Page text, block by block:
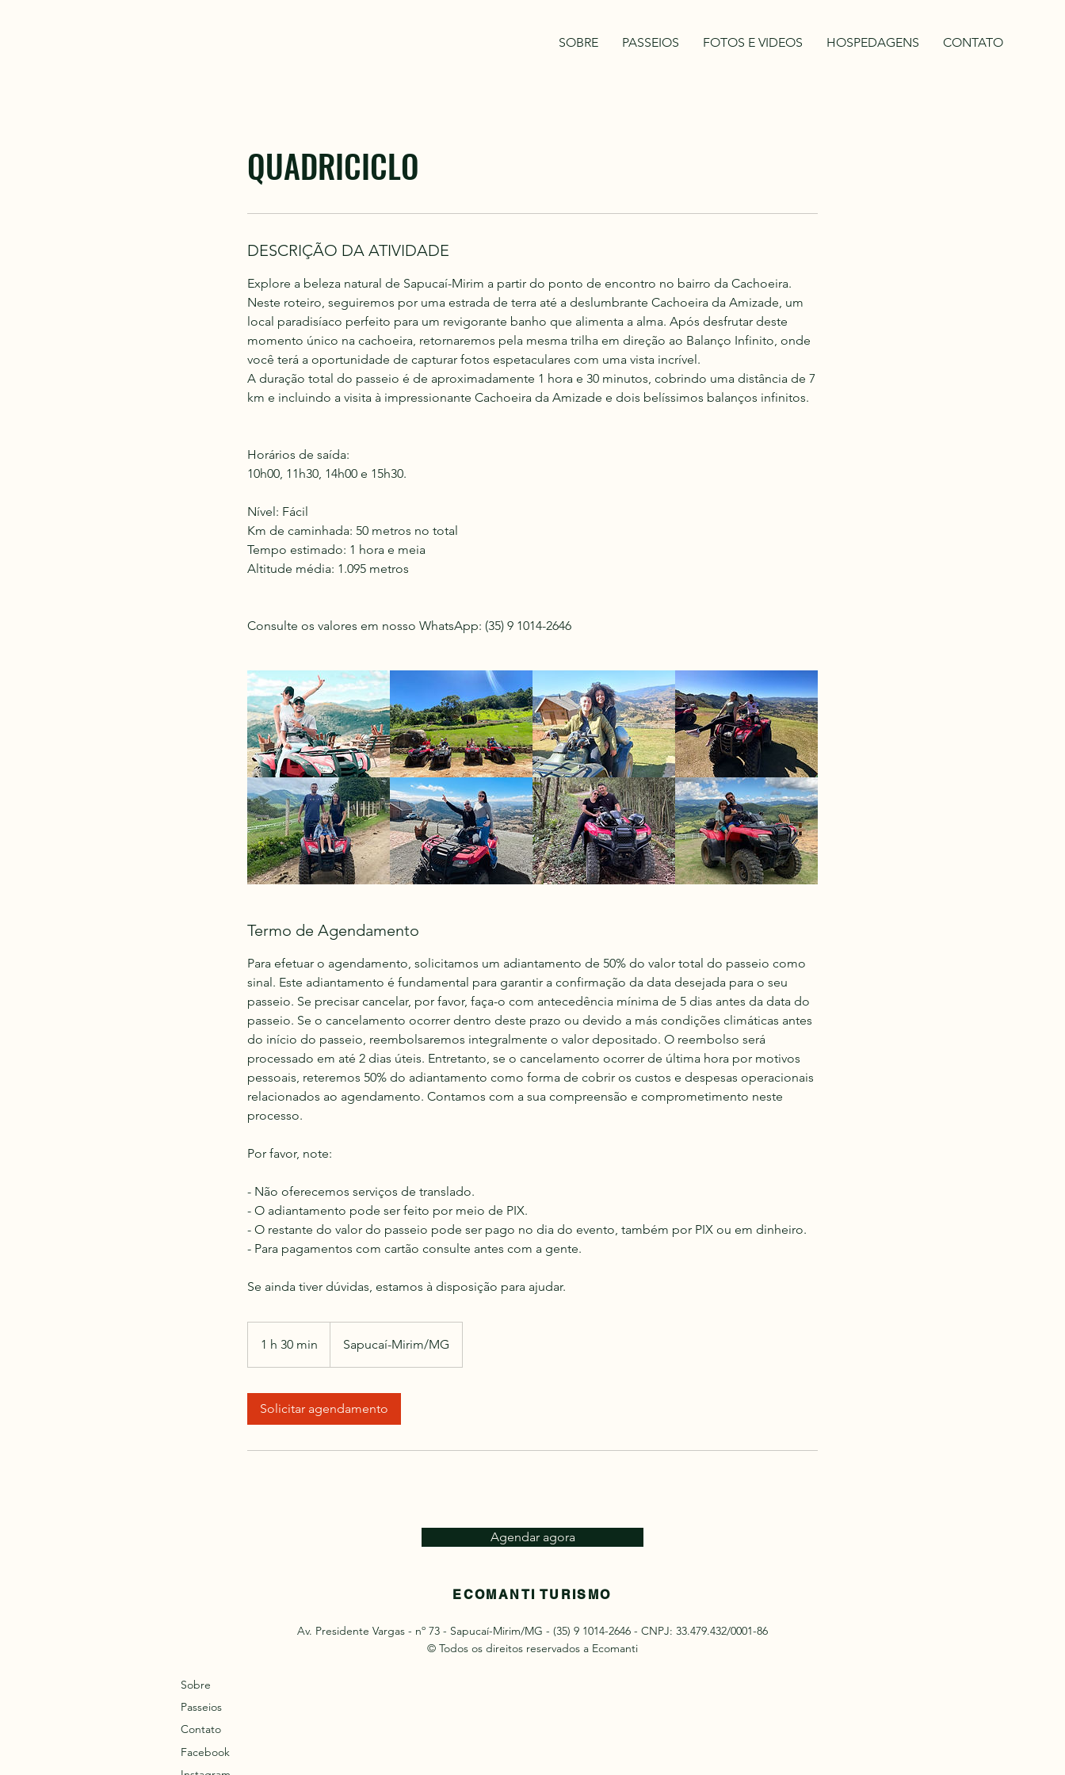
SOBRE PASSEIOS FOTOS E VIDEOS HOSPEDAGENS CONTATO
QUADRICICLO
DESCRIÇÃO DA ATIVIDADE
Explore a beleza natural de Sapucaí-Mirim a partir do ponto de encontro no bairro da Cachoeira.
Neste roteiro, seguiremos por uma estrada de terra até a deslumbrante Cachoeira da Amizade, um
local paradisíaco perfeito para um revigorante banho que alimenta a alma. Após desfrutar deste
momento único na cachoeira, retornaremos pela mesma trilha em direção ao Balanço Infinito, onde
você terá a oportunidade de capturar fotos espetaculares com uma vista incrível.
A duração total do passeio é de aproximadamente 1 hora e 30 minutos, cobrindo uma distância de 7
km e incluindo a visita à impressionante Cachoeira da Amizade e dois belíssimos balanços infinitos.
Horários de saída:
10h00, 11h30, 14h00 e 15h30.
Nível: Fácil
Km de caminhada: 50 metros no total
Tempo estimado: 1 hora e meia
Altitude média: 1.095 metros
Consulte os valores em nosso WhatsApp: (35) 9 1014-2646
Termo de Agendamento
Para efetuar o agendamento, solicitamos um adiantamento de 50% do valor total do passeio como
sinal. Este adiantamento é fundamental para garantir a confirmação da data desejada para o seu
passeio. Se precisar cancelar, por favor, faça-o com antecedência mínima de 5 dias antes da data do
passeio. Se o cancelamento ocorrer dentro deste prazo ou devido a más condições climáticas antes
do início do passeio, reembolsaremos integralmente o valor depositado. O reembolso será
processado em até 2 dias úteis. Entretanto, se o cancelamento ocorrer de última hora por motivos
pessoais, reteremos 50% do adiantamento como forma de cobrir os custos e despesas operacionais
relacionados ao agendamento. Contamos com a sua compreensão e comprometimento neste
processo.
Por favor, note:
- Não oferecemos serviços de translado.
- O adiantamento pode ser feito por meio de PIX.
- O restante do valor do passeio pode ser pago no dia do evento, também por PIX ou em dinheiro.
- Para pagamentos com cartão consulte antes com a gente.
Se ainda tiver dúvidas, estamos à disposição para ajudar.
1 h 30 min
3
i
Sapucaí-Mirim/MG
Solicitar agendamento
Agendar agora
ECOMANTI TURISMO
Av. Presidente Vargas - nº 73 - Sapucaí-Mirim/MG - (35) 9 1014-2646 - CNPJ: 33.479.432/0001-86
© Todos os direitos reservados a Ecomanti
Sobre
Passeios
Contato
Facebook